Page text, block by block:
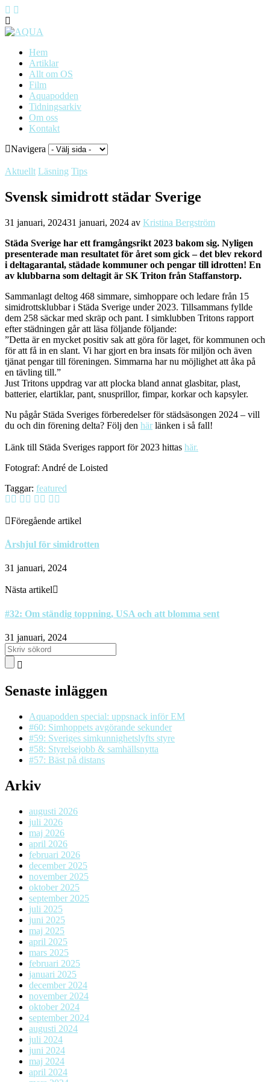
Hem
Artiklar
Allt om OS
Film
Aquapodden
Tidningsarkiv
Om oss
Kontakt
Navigera
Aktuellt Läsning Tips
Svensk simidrott städar Sverige
31 januari, 202431 januari, 2024 av Kristina Bergström
Städa Sverige har ett framgångsrikt 2023 bakom sig. Nyligen
presenterade man resultatet för året som gick – det blev rekord
i deltagarantal, städade kommuner och pengar till idrotten! En
av klubbarna som deltagit är SK Triton från Staffanstorp.
Sammanlagt deltog 468 simmare, simhoppare och ledare från 15
simidrottsklubbar i Städa Sverige under 2023. Tillsammans fyllde
dem 258 säckar med skräp och pant. I simklubben Tritons rapport
efter städningen går att läsa följande följande:
”Detta är en mycket positiv sak att göra för laget, för kommunen och
för att få in en slant. Vi har gjort en bra insats för miljön och även
tjänat pengar till föreningen. Simmarna har nu möjlighet att åka på
en tävling till.”
Just Tritons uppdrag var att plocka bland annat glasbitar, plast,
batterier, elartiklar, pant, snusprillor, fimpar, korkar och kapsyler.
Nu pågår Städa Sveriges förberedelser för städsäsongen 2024 – vill
du och din förening delta? Följ den här länken i så fall!
Länk till Städa Sveriges rapport för 2023 hittas här.
Fotograf: André de Loisted
Taggar: featured
Föregående artikel
Årshjul för simidrotten
31 januari, 2024
Nästa artikel
#32: Om ständig toppning, USA och att blomma sent
31 januari, 2024
Senaste inläggen
Aquapodden special: uppsnack inför EM
#60: Simhoppets avgörande sekunder
#59: Sveriges simkunnighetslyfts styre
#58: Styrelsejobb & samhällsnytta
#57: Bäst på distans
Arkiv
augusti 2026
juli 2026
maj 2026
april 2026
februari 2026
december 2025
november 2025
oktober 2025
september 2025
juli 2025
juni 2025
maj 2025
april 2025
mars 2025
februari 2025
januari 2025
december 2024
november 2024
oktober 2024
september 2024
augusti 2024
juli 2024
juni 2024
maj 2024
april 2024